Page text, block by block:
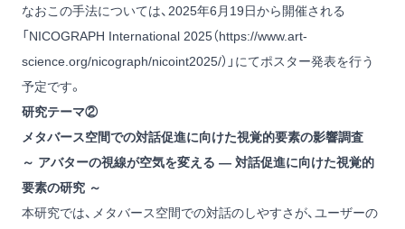
なおこの手法については、2025年6月19日から開催される
「NICOGRAPH International 2025（https://www.art-
science.org/nicograph/nicoint2025/）」にてポスター発表を行う
予定です。
研究テーマ②
メタバース空間での対話促進に向けた視覚的要素の影響調査
～ アバターの視線が空気を変える ― 対話促進に向けた視覚的
要素の研究 ～
本研究では、メタバース空間での対話のしやすさが、ユーザーの